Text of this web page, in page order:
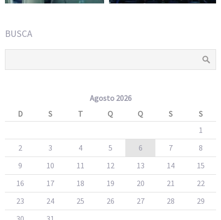
BUSCA
Agosto 2026
D
S T Q Q S
S
1
2
3 4 5 6 7
8
9
10 11 12 13 14
15
16
17 18 19 20 21
22
23
24 25 26 27 28
29